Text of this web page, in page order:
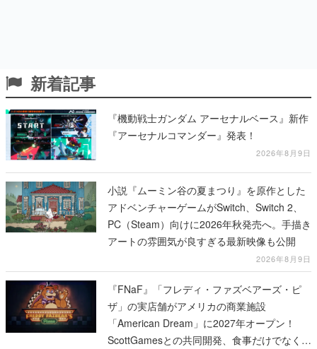
新着記事
『機動戦士ガンダム アーセナルベース』新作
『アーセナルコマンダー』発表！
2026年8月9日
小説『ムーミン谷の夏まつり』を原作とした
アドベンチャーゲームがSwitch、Switch 2、
PC（Steam）向けに2026年秋発売へ。手描き
アートの雰囲気が良すぎる最新映像も公開
2026年8月9日
『FNaF』「フレディ・ファズベアーズ・ピ
ザ」の実店舗がアメリカの商業施設
「American Dream」に2027年オープン！
ScottGamesとの共同開発、食事だけでなくス